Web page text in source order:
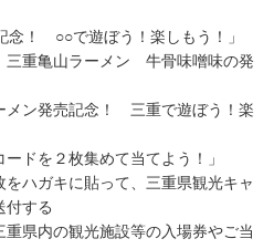
○○で遊ぼう！楽しもう！」
亀山ラーメン 牛骨味噌味の発
記念！ 三重で遊ぼう！楽
ドを２枚集めて当てよう！」
ガキに貼って、三重県観光キャ
付する
県内の観光施設等の入場券やご当